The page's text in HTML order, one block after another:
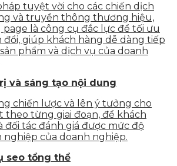
tuyệt vời cho các chiến dịch
và truyền thông thương hiệu,
page là công cụ đắc lực để tối ưu
đổi, giúp khách hàng dễ dàng tiếp
phẩm và dịch vụ của doanh
và sáng tạo nội dung
chiến lược và lên ý tưởng cho
theo từng giai đoạn, để khách
đối tác đánh giá được mức độ
nghiệp của doanh nghiệp.
seo tổng thể